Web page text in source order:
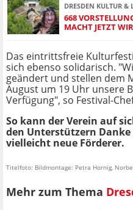
DRESDEN KULTUR &
668
MACHT JETZT
Das eintrittsfreie
sich ebenso solidarisch.
geändert und stellen dem
August um 19 Uhr unsere
Verfügung", so Festival-
So kann der Verein auf
den Unterstützern
vielleicht neue Förderer.
Titelfoto: Bildmontage: Petra Hornig,
Mehr zum Thema